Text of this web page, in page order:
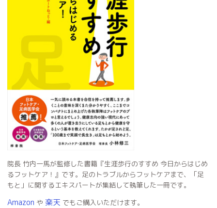
院長 竹内一馬が監修した書籍『生涯歩行のすすめ 今日からはじめ
るフットケア！』です。足のトラブルからフットケアまで、「足
もと」に関するエキスパートが集結して執筆した一冊です。
Amazon や 楽天 でもご購入いただけます。